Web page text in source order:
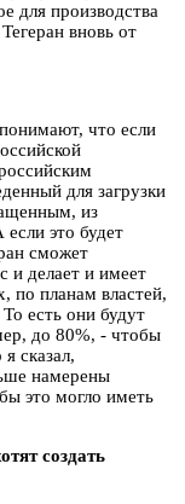
для производства
вновь от
что если
для загрузки
из
это будет
сможет
и делает и имеет
по планам властей,
есть они будут
до 80%, - чтобы
сказал,
намерены
это могло иметь
создать